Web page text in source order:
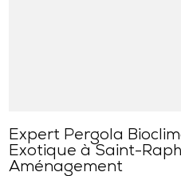
Expert Pergola
Exotique à Saint-
Aménagement